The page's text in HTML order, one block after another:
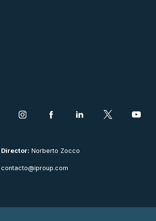
Director: Norberto Zocco
contacto@iproup.com